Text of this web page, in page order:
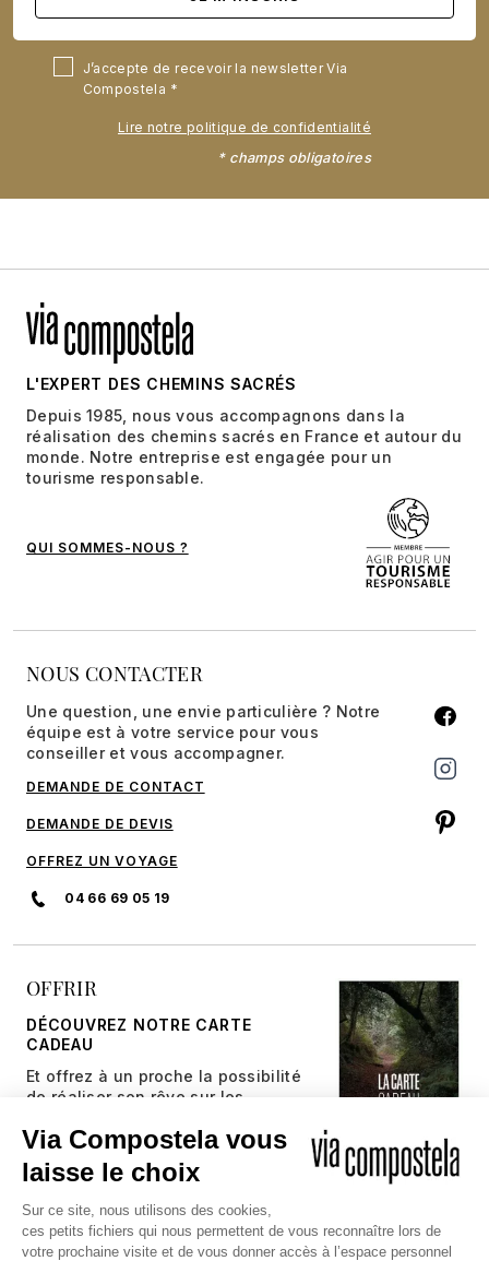
J’accepte de recevoir la newsletter Via
Compostela
Lire notre politique de confidentialité
* champs obligatoires
L'EXPERT DES CHEMINS SACRÉS
Depuis 1985, nous vous accompagnons dans la
réalisation des chemins sacrés en France et autour du
monde. Notre entreprise est engagée pour un
tourisme responsable.
QUI SOMMES-NOUS ?
NOUS CONTACTER
Une question, une envie particulière ? Notre
équipe est à votre service pour vous
conseiller et vous accompagner.
DEMANDE DE CONTACT
DEMANDE DE DEVIS
OFFREZ UN VOYAGE
04 66 69 05 19
OFFRIR
DÉCOUVREZ NOTRE CARTE
CADEAU
Et offrez à un proche la possibilité
de réaliser son rêve sur les
JE DÉCOUVRE
Copyright © 2026 Via Compostela